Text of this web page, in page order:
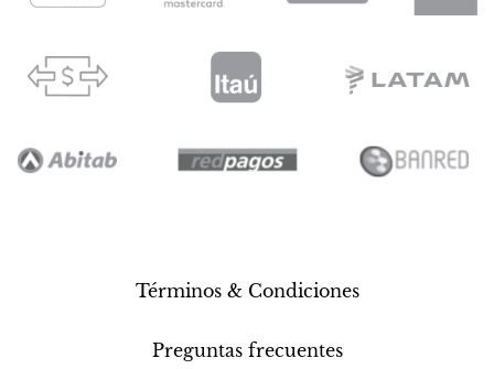
Términos & Condiciones
Preguntas frecuentes